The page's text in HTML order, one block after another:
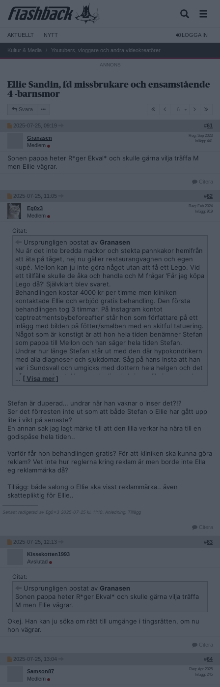
AKTUELLT NYTT LOGGA IN
Kultur & Media Youtubers, vloggare och andra videokreatörer
Ellie Sandin, fd missbrukare och ensamstående
4 -barnsmor
Svara
2025-07-25, 09:19 #61
Granasen
Medlem
Reg: Sep 2023
Inlägg: 441
Sonen pappa heter R*ger Ekval* och skulle gärna vilja träffa M
men Ellie vägrar.
Citera
2025-07-25, 11:05 #62
Eg0x3
Medlem
Reg: Feb 2024
Inlägg: 919
Citat:
Ursprungligen postat av Granasen
Nu är det inte bredda mackor och stekta pannkakor hemifrån
att äta på tåget, nej nu gäller restaurangvagnen och egen
kupé. Mellon kan ju inte göra något utan att få ett Lego. Vid
ett tillfälle skulle de åka och handla och M frågar ’Får jag köpa
Lego då?’ Självklart blev svaret.
Behandlingen kostar 4000 kr per timme men kliniken
kontaktade Ellie och erbjöd gratis behandling. Den första
behandlingen tog 3 timmar. På Instagram kontot
’captreatmentsbybeforeafter’ står hon som författare på ett
inlägg med bilden på fötter/smalben med en skitful tatuering.
Något som är konstigt är att hon hela tiden benämner Stefan
som pappa till Mellon och han säger hela tiden Stefan.
Undrar hur länge Stefan står ut med den där hypokondrikern
med alla diagnoser och sjukdomar. Såg på hans Insta att han
var i Sundsvall och umgicks med dottern hela helgen och det
såg rogivande ut. Hennes dagliga hybrispredikningar kan hon
lägga ner tycker jag.
… [ Visa mer ]
Stefan är duperad… undrar när han vaknar o inser det?!?
Ser det förresten inte ut som att både Stefan o Ellie har gått upp
lite i vikt på senaste?
En annan sak jag lagt märke till att den lilla verkar ha nära till en
godispåse hela tiden..
Varför får hon behandlingen gratis? För att kliniken ska kunna göra
reklam? Vet inte hur reglerna kring reklam är men borde inte Ella
eg reklammärka då?
Tillägg: både salong o Ellie ska visst reklammärka.. även
skattepliktig för Ellie..
Senast redigerad av Eg0x3 2025-07-25 kl. 11:10. Anledning: Tillägg
Citera
2025-07-25, 12:13 #63
Kissekotten1993
Avslutad
Citat:
Ursprungligen postat av Granasen
Sonen pappa heter R*ger Ekval* och skulle gärna vilja träffa
M men Ellie vägrar.
Okej. Han kan ju söka om rätt till umgänge i tingsrätten, om nu
hon vägrar.
Citera
2025-07-25, 13:04 #64
Samson87
Medlem
Reg: Apr 2025
Inlägg: 245